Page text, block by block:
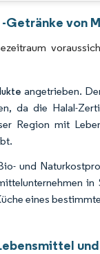
Getränke von
angetrieben.
da die Halal-
Region mit
und
eines